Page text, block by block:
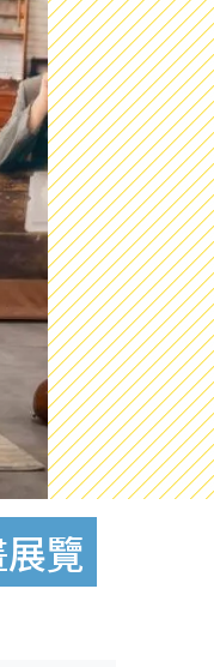
覽